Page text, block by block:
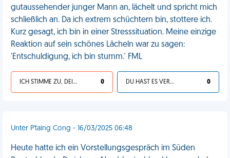
gutaussehender junger Mann an, lächelt und spricht mich
schließlich an. Da ich extrem schüchtern bin, stottere ich.
Kurz gesagt, ich bin in einer Stresssituation. Meine einzige
Reaktion auf sein schönes Lächeln war zu sagen:
'Entschuldigung, ich bin stumm.' FML
ICH STIMME ZU, DEIN LEBEN IST SCHEISSE 0 DU HAST ES VERDIENT 0
Unter P'taing Cong - 16/03/2025 06:48
Heute hatte ich ein Vorstellungsgespräch im Süden